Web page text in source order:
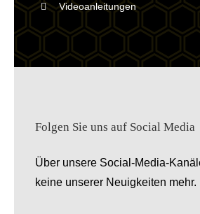
Videoanleitungen
Folgen Sie uns auf Social Media
Über unsere Social-Media-
keine unserer Neuigkeiten mehr.